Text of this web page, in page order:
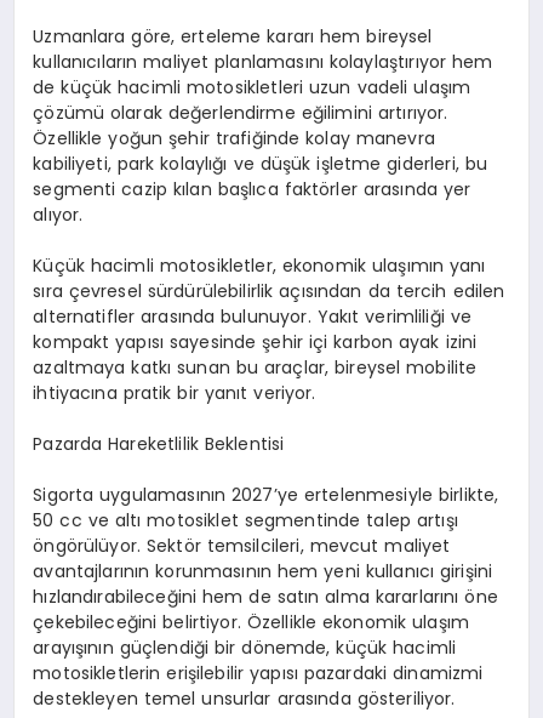
Uzmanlara göre, erteleme kararı hem bireysel
kullanıcıların maliyet planlamasını kolaylaştırıyor hem
de küçük hacimli motosikletleri uzun vadeli ulaşım
çözümü olarak değerlendirme eğilimini artırıyor.
Özellikle yoğun şehir trafiğinde kolay manevra
kabiliyeti, park kolaylığı ve düşük işletme giderleri, bu
segmenti cazip kılan başlıca faktörler arasında yer
alıyor.
Küçük hacimli motosikletler, ekonomik ulaşımın yanı
sıra çevresel sürdürülebilirlik açısından da tercih edilen
alternatifler arasında bulunuyor. Yakıt verimliliği ve
kompakt yapısı sayesinde şehir içi karbon ayak izini
azaltmaya katkı sunan bu araçlar, bireysel mobilite
ihtiyacına pratik bir yanıt veriyor.
Pazarda Hareketlilik Beklentisi
Sigorta uygulamasının 2027’ye ertelenmesiyle birlikte,
50 cc ve altı motosiklet segmentinde talep artışı
öngörülüyor. Sektör temsilcileri, mevcut maliyet
avantajlarının korunmasının hem yeni kullanıcı girişini
hızlandırabileceğini hem de satın alma kararlarını öne
çekebileceğini belirtiyor. Özellikle ekonomik ulaşım
arayışının güçlendiği bir dönemde, küçük hacimli
motosikletlerin erişilebilir yapısı pazardaki dinamizmi
destekleyen temel unsurlar arasında gösteriliyor.